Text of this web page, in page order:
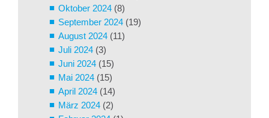
Oktober 2024 (8)
September 2024 (19)
August 2024 (11)
Juli 2024 (3)
Juni 2024 (15)
Mai 2024 (15)
April 2024 (14)
März 2024 (2)